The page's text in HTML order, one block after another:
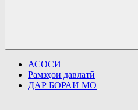
АСОСӢ
Рамзҳои давлатӣ
ДАР БОРАИ МО